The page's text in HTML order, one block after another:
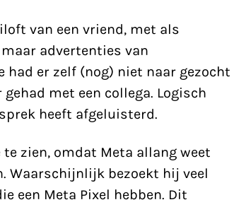
van een vriend, met als
advertenties van
had er zelf (nog) niet naar gezocht
met een collega. Logisch
heeft afgeluisterd.
zien, omdat Meta allang weet
Waarschijnlijk bezoekt hij veel
een Meta Pixel hebben. Dit